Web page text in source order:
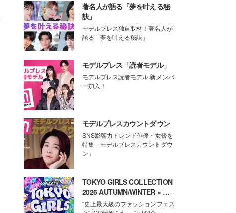
著名人が語る「夢を叶える秘
訣」
モデルプレス独自取材！著名人が
語る「夢を叶える秘訣」
モデルプレス「読者モデル」
モデルプレス読者モデル 新メンバ
ー加入！
モデルプレスカウントダウン
SNS影響力トレンド俳優・女優を
特集「モデルプレスカウントダウ
ン」
TOKYO GIRLS COLLECTION
2026 AUTUMN/WINTER × モ
デルプレス
"史上最大級のファッションフェス